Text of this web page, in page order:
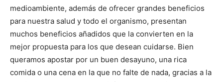
|
medioambiente, además de ofrecer grandes beneficios
para nuestra salud y todo el organismo, presentan
muchos beneficios añadidos que la convierten en la
mejor propuesta para los que desean cuidarse. Bien
queramos apostar por un buen desayuno, una rica
comida o una cena en la que no falte de nada, gracias a la